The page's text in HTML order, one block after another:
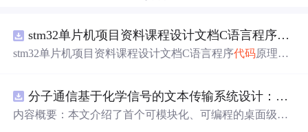
stm32单片机项目资料课程设计文档C语言程序
代码
stm32单片机项目资料课程设计文档C语言程序代码原理图
分子通信基于化学信号的文本传输系统设计：桌面式实验平台实现与非线性特性分析
内容概要：本文介绍了首个可模块化、可编程的桌面级分